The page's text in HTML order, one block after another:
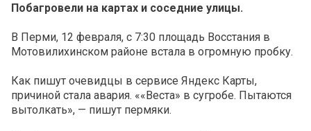
Побагровели на картах и соседние улицы.
В Перми, 12 февраля, с 7:30 площадь Восстания в
Мотовилихинском районе встала в огромную пробку.
Как пишут очевидцы в сервисе Яндекс Карты,
причиной стала авария. ««Веста» в сугробе. Пытаются
вытолкать», — пишут пермяки.